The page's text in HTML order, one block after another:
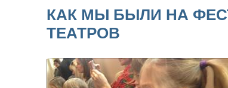
КАК МЫ БЫЛИ НА
ТЕАТРОВ